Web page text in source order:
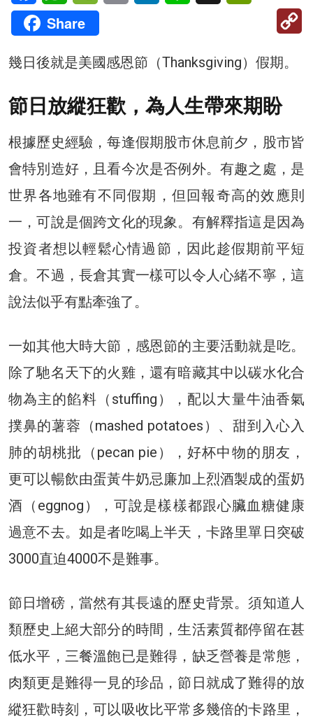
Share
幾日後就是美國感恩節（Thanksgiving）假期。
節日放縱狂歡，為人生帶來期盼
根據歷史經驗，每逢假期股市休息前夕，股市皆
會特別造好，且看今次是否例外。有趣之處，是
世界各地雖有不同假期，但回報奇高的效應則
一，可說是個跨文化的現象。有解釋指這是因為
投資者想以輕鬆心情過節，因此趁假期前平短
倉。不過，長倉其實一樣可以令人心緒不寧，這
說法似乎有點牽強了。
一如其他大時大節，感恩節的主要活動就是吃。
除了馳名天下的火雞，還有暗藏其中以碳水化合
物為主的餡料（stuffing），配以大量牛油香氣
撲鼻的薯蓉（mashed potatoes）、甜到入心入
肺的胡桃批（pecan pie），好杯中物的朋友，
更可以暢飲由蛋黃牛奶忌廉加上烈酒製成的蛋奶
酒（eggnog），可說是樣樣都跟心臟血糖健康
過意不去。如是者吃喝上半天，卡路里單日突破
3000直迫4000不是難事。
節日增磅，當然有其長遠的歷史背景。須知道人
類歷史上絕大部分的時間，生活素質都停留在甚
低水平，三餐溫飽已是難得，缺乏營養是常態，
肉類更是難得一見的珍品，節日就成了難得的放
縱狂歡時刻，可以吸收比平常多幾倍的卡路里，